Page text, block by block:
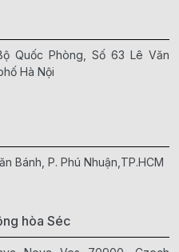
Quốc Phòng, Số 63 Lê Văn
Hà Nội
Bánh, P. Phú Nhuận,TP.HCM
hòa Séc